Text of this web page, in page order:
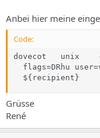
Anbei hier meine
Code:
dovecot   unix
flags=DRhu
  ${recipient}
Grüsse
René